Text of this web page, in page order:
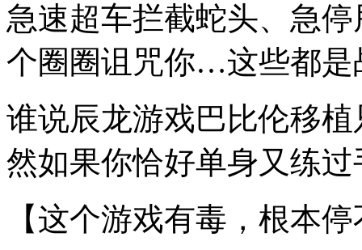
急速超车拦截蛇头、急
个圈圈诅咒你…这些都是
谁说辰龙游戏巴比伦移
然如果你恰好单身又练
【这个游戏有毒，根本